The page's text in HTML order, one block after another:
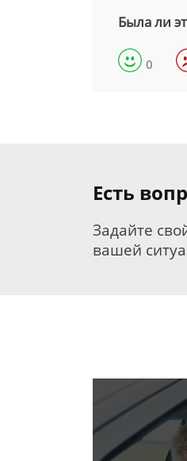
Была ли
0
Есть
Задайте
вашей